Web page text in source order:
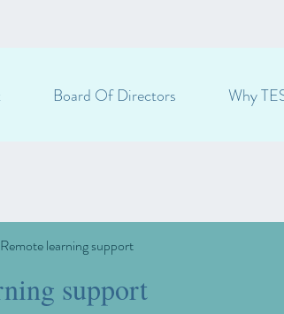
Board Of Directors Why
Remote learning support
support